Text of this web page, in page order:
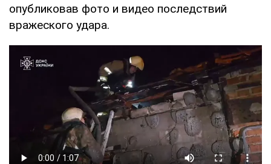
опубликовав фото и видео последствий
вражеского удара.